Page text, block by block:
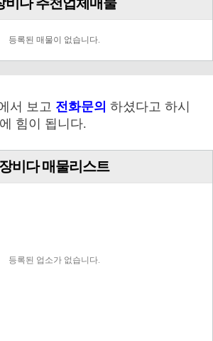
등록된 매물이 없습니다.
서 보고 전화문의 하셨다고 하시
힘이 됩니다.
장비다 매물리스트
등록된 업소가 없습니다.